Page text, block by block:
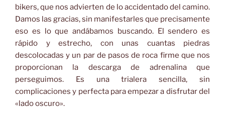
bikers, que nos advierten de lo accidentado del camino.
Damos las gracias, sin manifestarles que precisamente
eso es lo que andábamos buscando. El sendero es
rápido y estrecho, con unas cuantas piedras
descolocadas y un par de pasos de roca firme que nos
proporcionan la descarga de adrenalina que
perseguimos. Es una trialera sencilla, sin
complicaciones y perfecta para empezar a disfrutar del
«lado oscuro».